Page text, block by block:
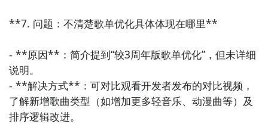
**7. 问题：不清楚歌单优化具体体现在哪里**
- **原因**：简介提到“较3周年版歌单优化”，但未详细
说明。
- **解决方式**：可对比观看开发者发布的对比视频，
了解新增歌曲类型（如增加更多轻音乐、动漫曲等）及
排序逻辑改进。